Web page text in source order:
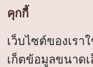
คุกกี้
เว็บไซต์ของเรา
เก็ตข้อมูลขนาด